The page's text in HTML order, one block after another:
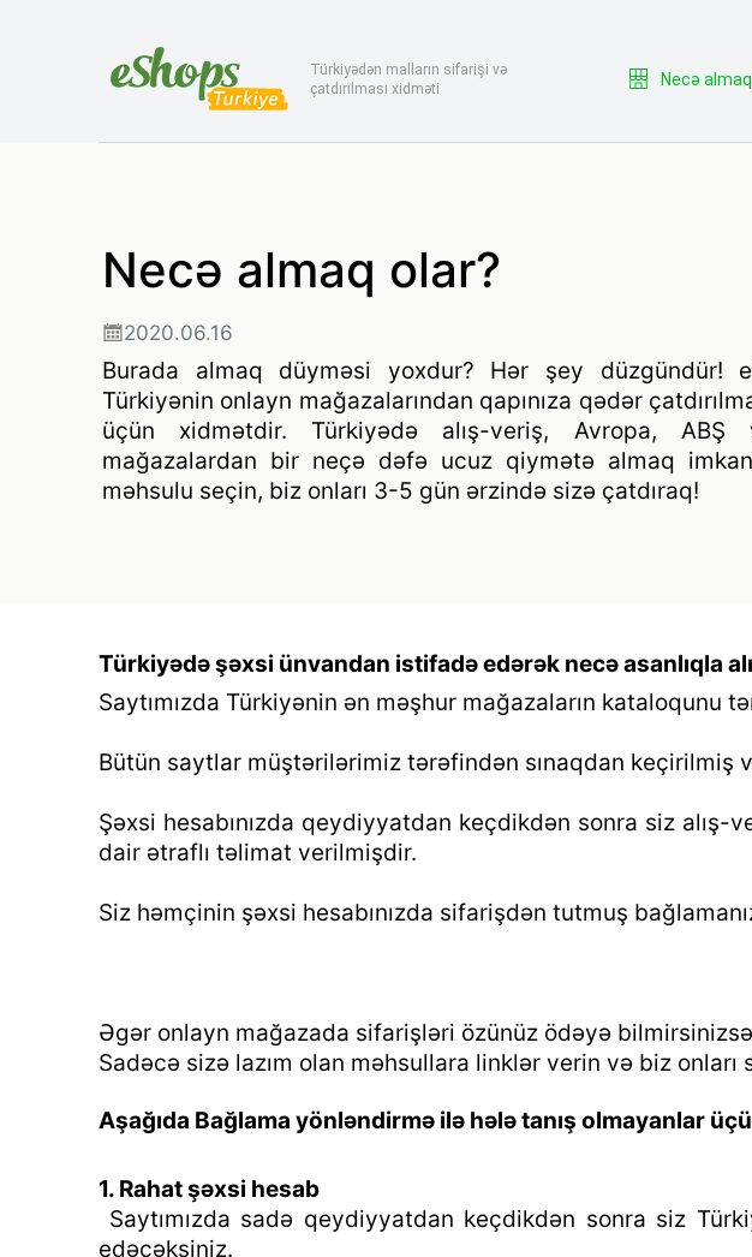
Türkiyədən malların sifarişi və
çatdırılması xidməti
Necə
Necə almaq olar?
2020.06.16
Burada almaq düyməsi yoxdur? Hər şey düzgündür!
Türkiyənin onlayn mağazalarından qapınıza qədər
üçün xidmətdir. Türkiyədə alış-veriş, Avropa,
mağazalardan bir neçə dəfə ucuz qiymətə almaq
məhsulu seçin, biz onları 3-5 gün ərzində sizə çatdıraq!
Türkiyədə şəxsi ünvandan istifadə edərək necə asanlıqla
Saytımızda Türkiyənin ən məşhur mağazaların
Bütün saytlar müştərilərimiz tərəfindən sınaqdan keçirilmiş
Şəxsi hesabınızda qeydiyyatdan keçdikdən sonra siz alış-
dair ətraflı təlimat verilmişdir.
Siz həmçinin şəxsi hesabınızda sifarişdən tutmuş
Əgər onlayn mağazada sifarişləri özünüz ödəyə
Sadəcə sizə lazım olan məhsullara linklər verin və biz onları
Aşağıda Bağlama yönləndirmə ilə hələ tanış olmayanlar
1. Rahat şəxsi hesab
Saytımızda sadə qeydiyyatdan keçdikdən sonra siz
edəcəksiniz.